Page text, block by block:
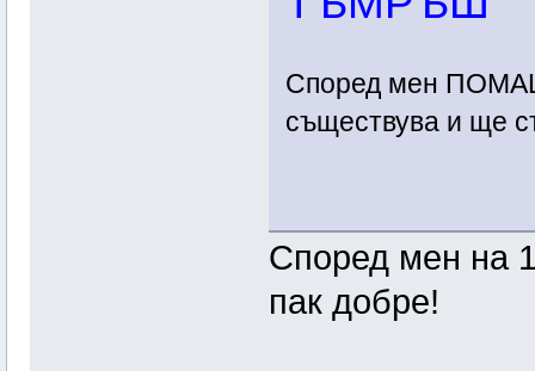
Според мен
съществува и ще
Според мен на
пак добре!